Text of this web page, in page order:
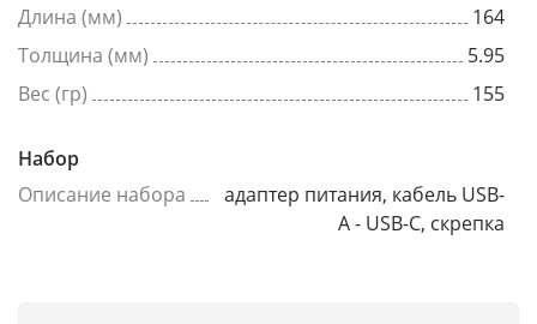
Длина (мм)
164
Толщина (мм)
5.95
Вес (гр)
155
Набор
Описание набора
адаптер питания, кабель USB-
A - USB-C, скрепка